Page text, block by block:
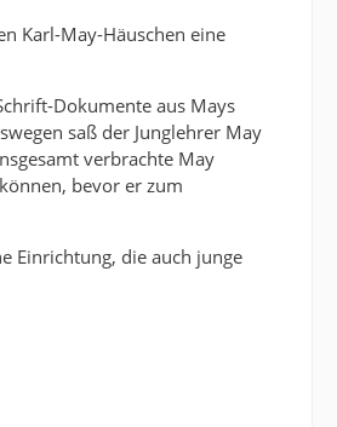
Karl-May-Häuschen eine
Dokumente aus Mays
saß der Junglehrer May
verbrachte May
bevor er zum
Einrichtung, die auch junge